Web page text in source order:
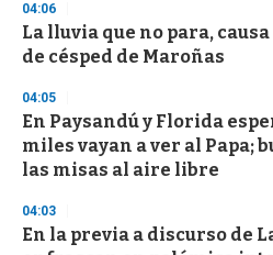
3
s
e
c
n
d
04:06
La lluvia que no para,
de césped de Maroñas
04:05
En Paysandú y Florida
miles vayan a ver al Papa;
las misas al aire libre
04:03
En la previa a discurso de